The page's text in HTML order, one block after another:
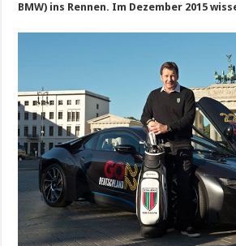
BMW) ins Rennen. Im Dezember 2015